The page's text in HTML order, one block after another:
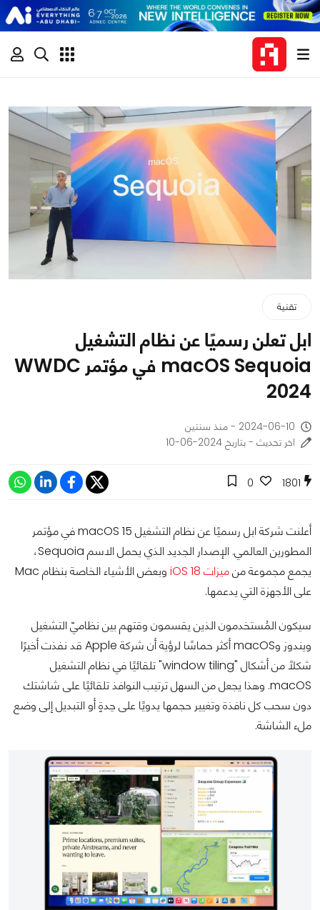
تقنية
ابل تعلن رسميًا عن نظام التشغيل
macOS Sequoia في مؤتمر WWDC
2024
2024-06-10 - منذ سنتين
اخر تحديث - بتاريخ 2024-06-10
1801
0
أعلنت شركة ابل رسميًا عن نظام التشغيل macOS 15 في مؤتمر
المطورين العالمي. الإصدار الجديد الذي يحمل الاسم Sequoia،
يجمع مجموعة منميزات iOS 18
وبعض الأشياء الخاصة بنظام Mac
على الأجهزة التي يدعمها.
سيكون المُستخدمون الذين يقسمون وقتهم بين نظاميّ التشغيل
ويندوز وmacOS أكثر حماسًا لرؤية أن شركة Apple قد نفذت أخيرًا
شكلاً من أشكال "window tiling" تلقائيًا في نظام التشغيل
macOS. وهذا يجعل من السهل ترتيب النوافذ تلقائيًا على شاشتك
دون سحب كل نافذة وتغيير حجمها يدويًا على حِدةٍ أو التبديل إلى وضع
ملء الشاشة.